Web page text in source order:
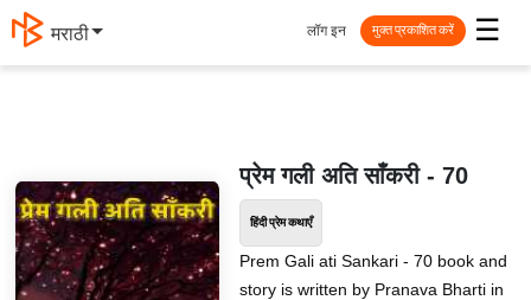
मराठी ☰
लॉग इन मुक्त प्रकाशित करें
प्रेम गली अति साँकरी - 70
हिंदी प्रेम कथाएँ
Prem Gali ati Sankari - 70 book and
story is written by Pranava Bharti in